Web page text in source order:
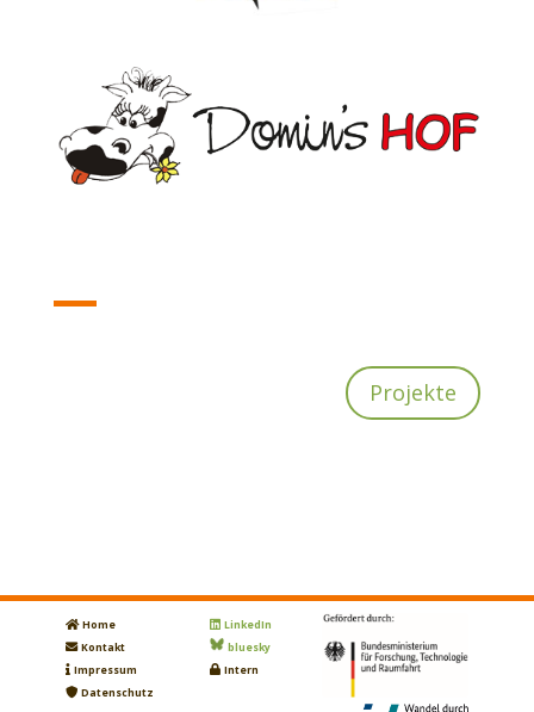
Projekte
Home
Kontakt
Impressum
Datenschutz
LinkedIn
bluesky
Intern